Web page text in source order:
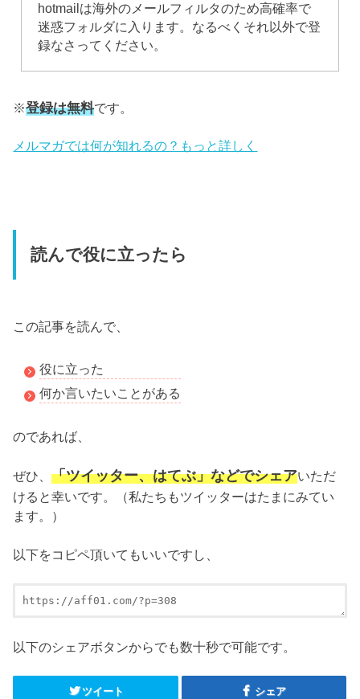
hotmailは海外のメールフィルタのため高確率で
迷惑フォルダに入ります。なるべくそれ以外で登
録なさってください。
※登録は無料です。
メルマガでは何が知れるの？もっと詳しく
読んで役に立ったら
この記事を読んで、
役に立った
何か言いたいことがある
のであれば、
ぜひ、「ツイッター、はてぶ」などでシェアいただ
けると幸いです。（私たちもツイッターはたまにみてい
ます。）
以下をコピペ頂いてもいいですし、
以下のシェアボタンからでも数十秒で可能です。
ツイート シェア